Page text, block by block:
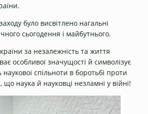
було висвітлено нагальні
сьогодення і майбутнього.
за незалежність та життя
особливої значущості й символізує
наукової спільноти в боротьбі проти
що наука й науковці незламні у війні!